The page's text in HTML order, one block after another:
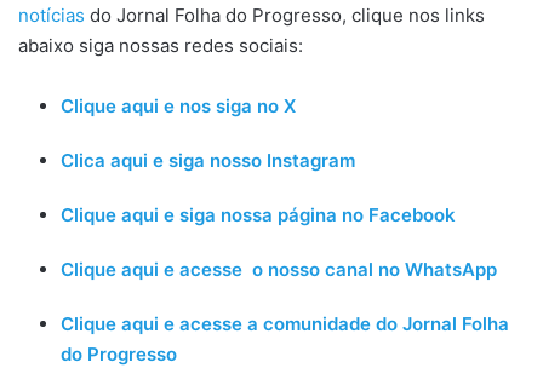
notícias do Jornal Folha do Progresso, clique nos links
abaixo siga nossas redes sociais:
Clique aqui e nos siga no X
Clica aqui e siga nosso Instagram
Clique aqui e siga nossa página no Facebook
Clique aqui e acesse o nosso canal no WhatsApp
Clique aqui e acesse a comunidade do Jornal Folha
do Progresso